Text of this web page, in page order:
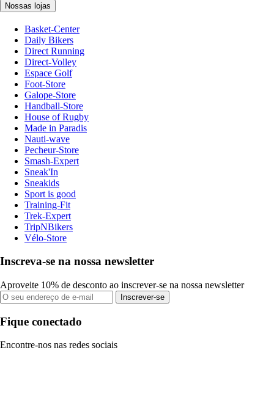
Nossas lojas
Basket-Center
Daily Bikers
Direct Running
Direct-Volley
Espace Golf
Foot-Store
Galope-Store
Handball-Store
House of Rugby
Made in Paradis
Nauti-wave
Pecheur-Store
Smash-Expert
Sneak'In
Sneakids
Sport is good
Training-Fit
Trek-Expert
TripNBikers
Vélo-Store
Inscreva-se na nossa newsletter
Aproveite 10% de desconto ao inscrever-se na nossa newsletter
Inscrever-se
Fique conectado
Encontre-nos nas redes sociais